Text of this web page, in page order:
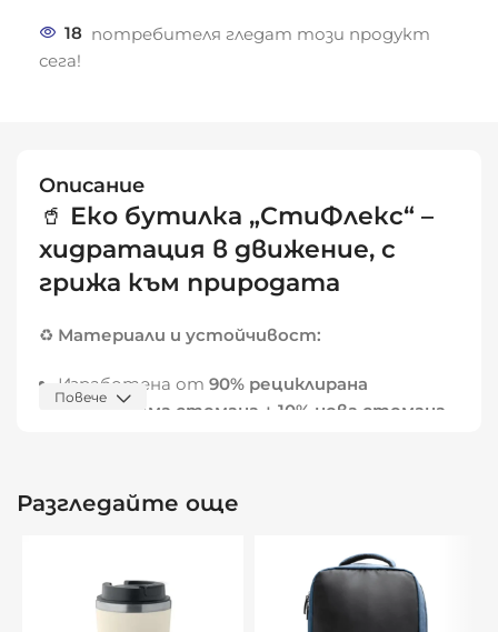
18 потребителя гледат този продукт
сега!
Описание
🥤 Еко бутилка „СтиФлекс“ –
хидратация в движение, с
грижа към природата
♻️ Материали и устойчивост:
Изработена от 90% рециклирана
неръждаема стомана + 10% нова стомана
Подходяща замногократна употреба
Дизайн и функционалност:
Повече
Разгледайте още